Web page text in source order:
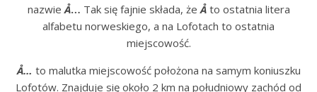
nazwie Å… Tak się fajnie składa, że Åto ostatnia litera
alfabetu norweskiego, a na Lofotach to ostatnia
miejscowość.
Å… to malutka miejscowość położona na samym koniuszku
Lofotów. Znajduje się około 2 km na południowy zachód od